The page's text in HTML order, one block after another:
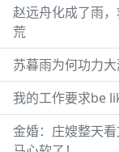
赵远舟化成了雨
荒
苏暮雨为何功力
我的工作要求be
金婚：庄嫂整天